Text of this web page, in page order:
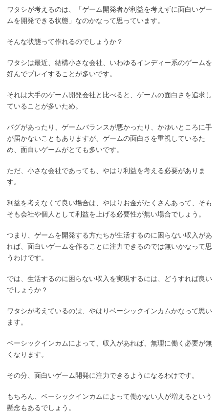
ワタシが考えるのは、「ゲーム開発者が利益を考えずに面白いゲー
ムを開発できる状態」なのかなって思っています。
そんな状態って作れるのでしょうか？
ワタシは最近、結構小さな会社、いわゆるインディー系のゲームを
好んでプレイすることが多いです。
それは大手のゲーム開発会社と比べると、ゲームの面白さを追求し
ていることが多いため。
バグがあったり、ゲームバランスが悪かったり、かゆいところに手
が届かないこともありますが、ゲームの面白さを重視しているた
め、面白いゲームがとても多いです。
ただ、小さな会社であっても、やはり利益を考える必要がありま
す。
利益を考えなくて良い場合は、やはりお金がたくさんあって、そも
そも会社や個人として利益を上げる必要性が無い場合でしょう。
つまり、ゲームを開発する方たちが生活するのに困らない収入があ
れば、面白いゲームを作ることに注力できるのでは無いかなって思
うわけです。
では、生活するのに困らない収入を実現するには、どうすれば良い
でしょうか？
ワタシが考えているのは、やはりベーシックインカムかなって思い
ます。
ベーシックインカムによって、収入があれば、無理に働く必要が無
くなります。
その分、面白いゲーム開発に注力できるようになるわけです。
もちろん、ベーシックインカムによって働かない人が増えるという
懸念もあるでしょう。